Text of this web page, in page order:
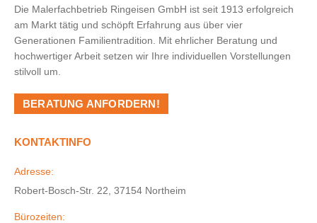
Die Malerfachbetrieb Ringeisen GmbH ist seit 1913 erfolgreich
am Markt tätig und schöpft Erfahrung aus über vier
Generationen Familientradition. Mit ehrlicher Beratung und
hochwertiger Arbeit setzen wir Ihre individuellen Vorstellungen
stilvoll um.
BERATUNG ANFORDERN!
KONTAKTINFO
Adresse:
Robert-Bosch-Str. 22, 37154 Northeim
Bürozeiten: